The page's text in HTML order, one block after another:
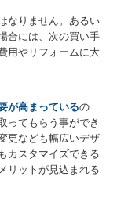
なりません。あるい
合には、次の買い手
用やリフォームに大
が高まっているの
ってもらう事ができ
更なども幅広いデザ
カスタマイズできる
リットが見込まれる